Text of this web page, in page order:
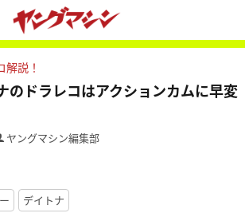
説！
のドラレコはアクションカムに早変
ヤングマシン編集部
デイトナ